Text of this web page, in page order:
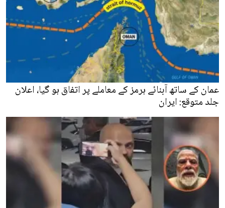
عمان کے ساتھ آبنائے ہرمز کے معاملے پر اتفاق ہو گیا، اعلان
جلد متوقع: ایران